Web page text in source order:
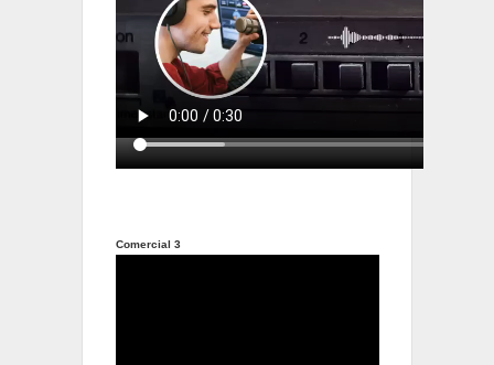
Comercial 3